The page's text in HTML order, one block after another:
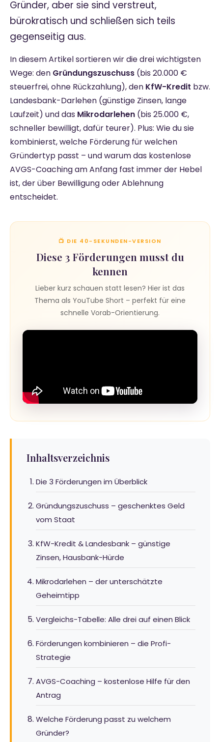
Gründer, aber sie sind verstreut,
bürokratisch und schließen sich teils
gegenseitig aus.
In diesem Artikel sortieren wir die drei wichtigsten
Wege: den Gründungszuschuss (bis 20.000 €
steuerfrei, ohne Rückzahlung), den KfW-Kredit bzw.
Landesbank-Darlehen (günstige Zinsen, lange
Laufzeit) und das Mikrodarlehen (bis 25.000 €,
schneller bewilligt, dafür teurer). Plus: Wie du sie
kombinierst, welche Förderung für welchen
Gründertyp passt – und warum das kostenlose
AVGS-Coaching am Anfang fast immer der Hebel
ist, der über Bewilligung oder Ablehnung
entscheidet.
📺 DIE 40-SEKUNDEN-VERSION
Diese 3 Förderungen musst du
kennen
Lieber kurz schauen statt lesen? Hier ist das
Thema als YouTube Short – perfekt für eine
schnelle Vorab-Orientierung.
Inhaltsverzeichnis
Die 3 Förderungen im Überblick
Gründungszuschuss – geschenktes Geld
vom Staat
KfW-Kredit & Landesbank – günstige
Zinsen, Hausbank-Hürde
Mikrodarlehen – der unterschätzte
Geheimtipp
Vergleichs-Tabelle: Alle drei auf einen Blick
Förderungen kombinieren – die Profi-
Strategie
AVGS-Coaching – kostenlose Hilfe für den
Antrag
Welche Förderung passt zu welchem
Gründer?